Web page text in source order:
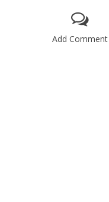
Add Comment